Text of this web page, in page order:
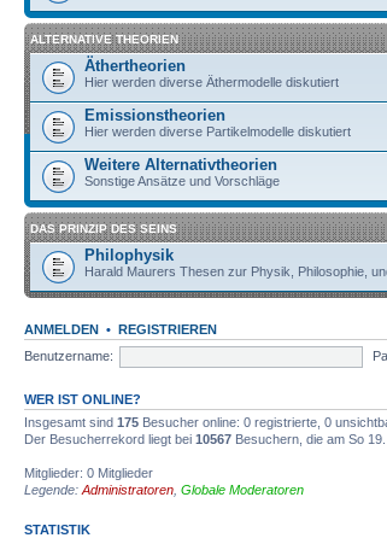
ALTERNATIVE THEORIEN
Äthertheorien
Hier werden diverse Äthermodelle diskutiert
Emissionstheorien
Hier werden diverse Partikelmodelle diskutiert
Weitere Alternativtheorien
Sonstige Ansätze und Vorschläge
DAS PRINZIP DES SEINS
Philophysik
Harald Maurers Thesen zur Physik, Philosophie,
ANMELDEN • REGISTRIEREN
Benutzername:
WER IST ONLINE?
Insgesamt sind 175 Besucher online: 0 registrierte, 0
Der Besucherrekord liegt bei 10567 Besuchern, die am So
Mitglieder: 0 Mitglieder
Legende: Administratoren Globale Moderatoren
STATISTIK